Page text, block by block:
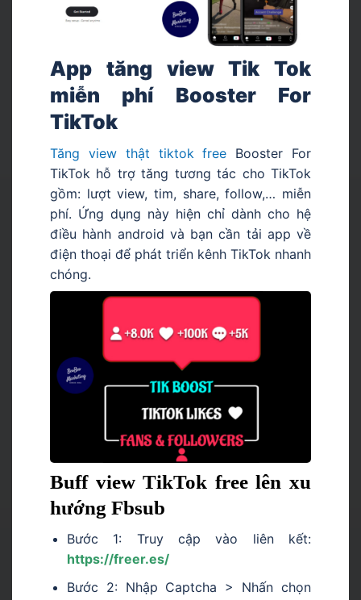
App tăng view Tik Tok
miễn phí Booster For
TikTok
Tăng view thật tiktok free Booster For
TikTok hỗ trợ tăng tương tác cho TikTok
gồm: lượt view, tim, share, follow,… miễn
phí. Ứng dụng này hiện chỉ dành cho hệ
điều hành android và bạn cần tải app về
điện thoại để phát triển kênh TikTok nhanh
chóng.
Buff view TikTok free lên xu
hướng Fbsub
Bước 1: Truy cập vào liên kết:
https://freer.es/
Bước 2: Nhập Captcha > Nhấn chọn